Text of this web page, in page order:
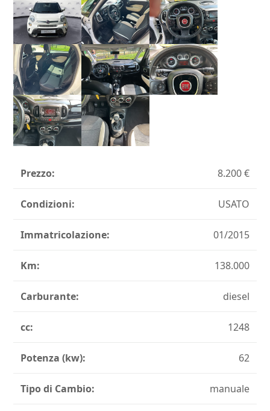
Prezzo: 8.200
Condizioni: USATO
Immatricolazione: 01/2015
Km: 138.000
Carburante: diesel
cc: 1248
Potenza (kw): 62
Tipo di Cambio: manuale